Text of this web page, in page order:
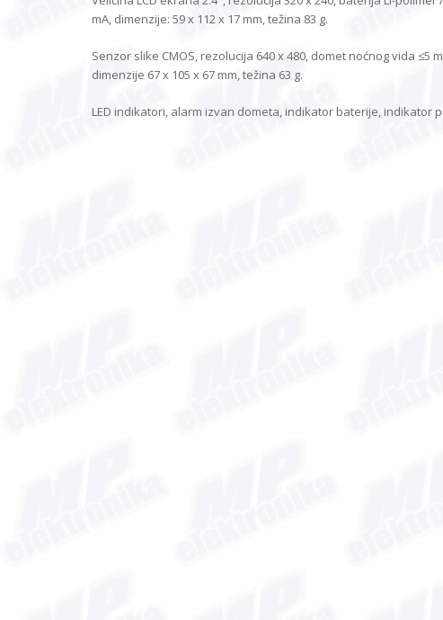
mA, dimenzije: 59 x 112 x 17 mm, težina 83 g.
Senzor slike CMOS, rezolucija 640 x 480, domet noćnog vida ≤5
dimenzije 67 x 105 x 67 mm, težina 63 g.
LED indikatori, alarm izvan dometa, indikator baterije, indikator